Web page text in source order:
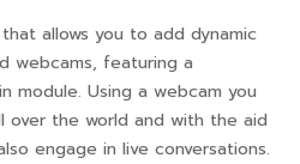
allows you to add dynamic
webcams, featuring a
module. Using a webcam you
the world and with the aid
engage in live conversations.